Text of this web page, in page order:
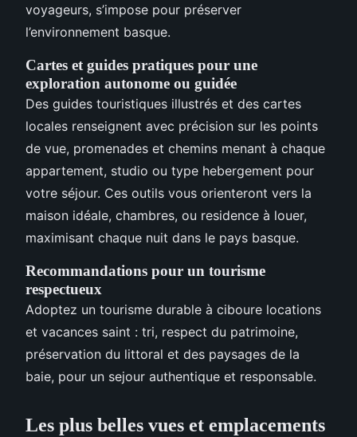
voyageurs, s’impose pour préserver
l’environnement basque.
Cartes et guides pratiques pour une
exploration autonome ou guidée
Des guides touristiques illustrés et des cartes
locales renseignent avec précision sur les points
de vue, promenades et chemins menant à chaque
appartement, studio ou type hebergement pour
votre séjour. Ces outils vous orienteront vers la
maison idéale, chambres, ou residence à louer,
maximisant chaque nuit dans le pays basque.
Recommandations pour un tourisme
respectueux
Adoptez un tourisme durable à ciboure locations
et vacances saint : tri, respect du patrimoine,
préservation du littoral et des paysages de la
baie, pour un sejour authentique et responsable.
Les plus belles vues et emplacements